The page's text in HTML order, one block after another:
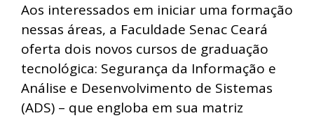
Aos interessados em iniciar uma formação
nessas áreas, a Faculdade Senac Ceará
oferta dois novos cursos de graduação
tecnológica: Segurança da Informação e
Análise e Desenvolvimento de Sistemas
(ADS) – que engloba em sua matriz